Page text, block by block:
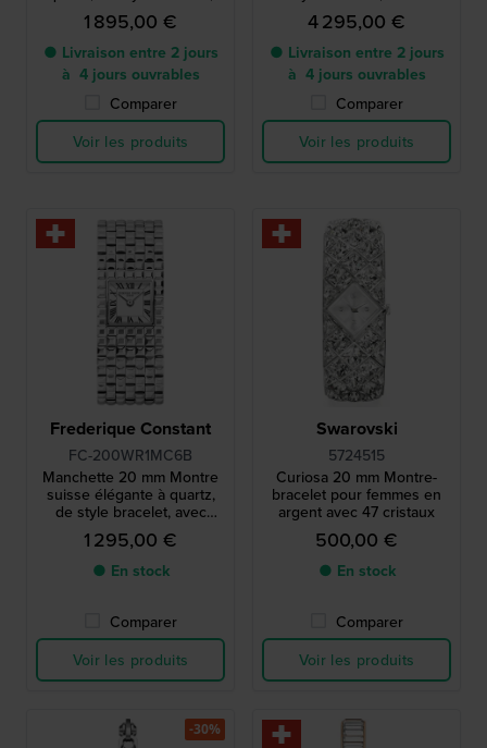
avec cadran en onyx
1 895,00 €
● Livraison entre 2 jours
à 4 jours ouvrables
Comparer
Voir les produits
158 diamants.
4 295,00 €
● Livraison entre 2 jours
à 4 jours ouvrables
Comparer
Voir les produits
Frederique Constant
FC-200WR1MC6B
Manchette 20 mm Montre
suisse élégante à quartz,
de style bracelet, avec
chiffres romains.
1 295,00 €
● En stock
Comparer
Voir les produits
Swarovski
5724515
Curiosa 20 mm Montre-
bracelet pour femmes en
argent avec 47 cristaux
500,00 €
● En stock
Comparer
Voir les produits
-30%